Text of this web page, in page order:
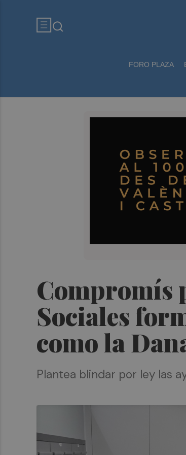
FORO PLAZA
Compromís
Sociales
como la
Plantea blindar por ley las